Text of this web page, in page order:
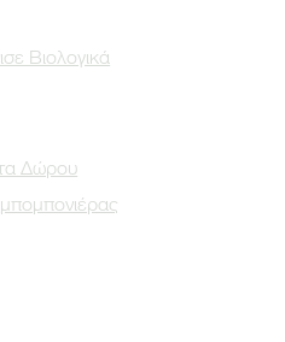
Βιολογικά
Δώρου
μπομπονιέρας